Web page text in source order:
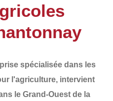
spécialisée dans les
l'agriculture, intervient
le Grand-Ouest de la